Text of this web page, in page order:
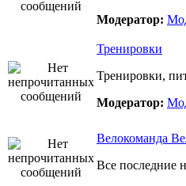
Модератор:
Тренировки
Тренировки,
Модератор:
Велокоманда
Все последние